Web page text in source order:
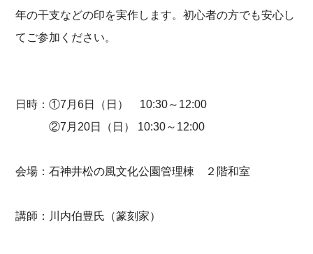
年の干支などの印を実作します。初心者の方でも安心し
てご参加ください。
日時：①7月6日（日） 10:30～12:00
②7月20日（日） 10:30～12:00
会場：石神井松の風文化公園管理棟 ２階和室
講師：川内伯豊氏（篆刻家）